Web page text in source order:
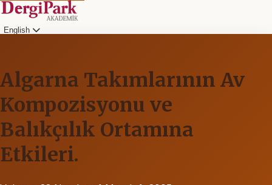
English
Algarna Takımlarının Av
Kompozisyonu ve
Balıkçılık Ortamına
Etkileri.